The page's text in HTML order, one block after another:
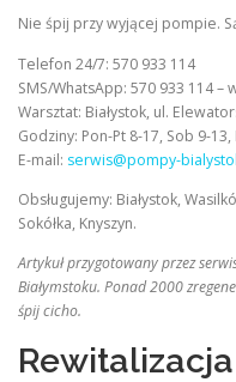
Nie śpij przy wyjącej pompie.
Telefon 24/7: 570 933 114
SMS/WhatsApp: 570 933 114 –
Warsztat: Białystok, ul.
Godziny: Pon-Pt 8-17, Sob 9-
E-mail: serwis@pompy-
Obsługujemy: Białystok,
Sokółka, Knyszyn.
Artykuł przygotowany przez
Białymstoku. Ponad 2000
śpij cicho.